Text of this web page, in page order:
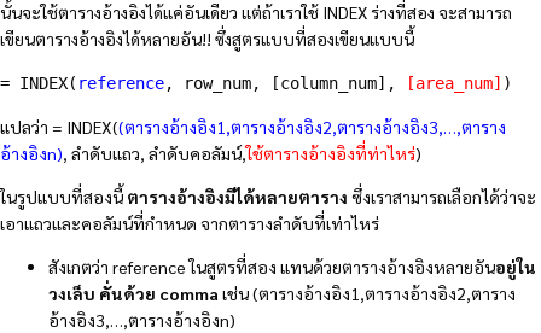
นั้นจะใช้ตารางอ้างอิงได้แค่อันเดียว แต่ถ้าเราใช้ INDEX ร่างที่สอง จะสามารถ
เขียนตารางอ้างอิงได้หลายอัน!! ซึ่งสูตรแบบที่สองเขียนแบบนี้
= INDEX( reference, row_num, [column_num], [area_num] )
แปลว่า = INDEX((ตารางอ้างอิง1,ตารางอ้างอิง2,ตารางอ้างอิง3,…,ตาราง
อ้างอิงn), ลำดับแถว, ลำดับคอลัมน์,ใช้ตารางอ้างอิงที่ท่าไหร่)
ในรูปแบบที่สองนี้ ตารางอ้างอิงมีได้หลายตาราง ซึ่งเราสามารถเลือกได้ว่าจะ
เอาแถวและคอลัมน์ที่กำหนด จากตารางลำดับที่เท่าไหร่
สังเกตว่า reference ในสูตรที่สอง แทนด้วยตารางอ้างอิงหลายอันอยู่ใน
วงเล็บ คั่นด้วย comma เช่น (ตารางอ้างอิง1,ตารางอ้างอิง2,ตาราง
อ้างอิง3,…,ตารางอ้างอิงn)